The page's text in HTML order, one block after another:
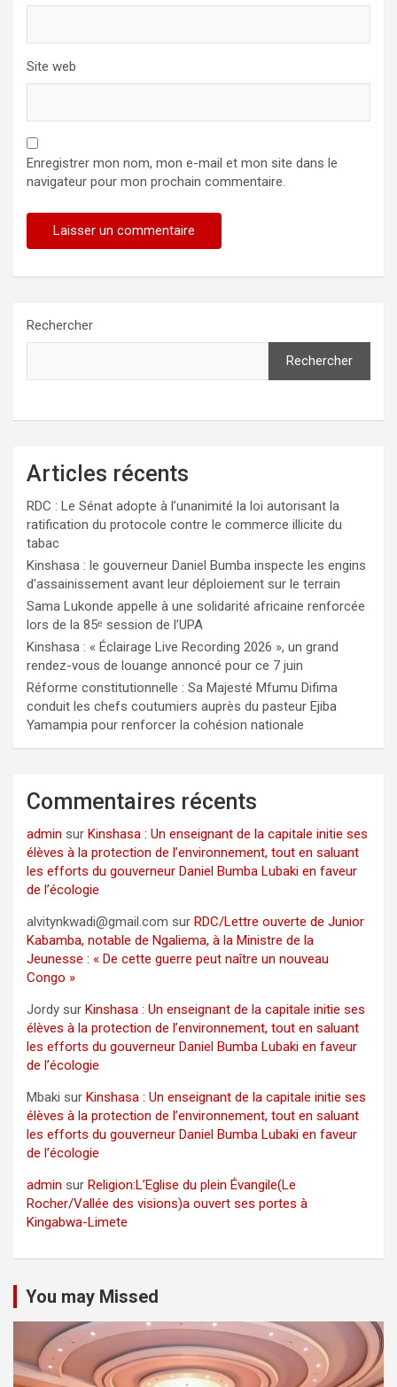
Site web
Enregistrer mon nom, mon e-mail et mon site dans le
navigateur pour mon prochain commentaire.
Rechercher
Rechercher
Articles récents
RDC : Le Sénat adopte à l’unanimité la loi autorisant la
ratification du protocole contre le commerce illicite du
tabac
Kinshasa : le gouverneur Daniel Bumba inspecte les engins
d’assainissement avant leur déploiement sur le terrain
Sama Lukonde appelle à une solidarité africaine renforcée
lors de la 85ᵉ session de l’UPA
Kinshasa : « Éclairage Live Recording 2026 », un grand
rendez-vous de louange annoncé pour ce 7 juin
Réforme constitutionnelle : Sa Majesté Mfumu Difima
conduit les chefs coutumiers auprès du pasteur Ejiba
Yamampia pour renforcer la cohésion nationale
Commentaires récents
admin sur Kinshasa : Un enseignant de la capitale initie ses
élèves à la protection de l’environnement, tout en saluant
les efforts du gouverneur Daniel Bumba Lubaki en faveur
de l’écologie
alvitynkwadi@gmail.com sur RDC/Lettre ouverte de Junior
Kabamba, notable de Ngaliema, à la Ministre de la
Jeunesse : « De cette guerre peut naître un nouveau
Congo »
Jordy sur Kinshasa : Un enseignant de la capitale initie ses
élèves à la protection de l’environnement, tout en saluant
les efforts du gouverneur Daniel Bumba Lubaki en faveur
de l’écologie
Mbaki sur Kinshasa : Un enseignant de la capitale initie ses
élèves à la protection de l’environnement, tout en saluant
les efforts du gouverneur Daniel Bumba Lubaki en faveur
de l’écologie
admin sur Religion:L’Eglise du plein Évangile(Le
Rocher/Vallée des visions)a ouvert ses portes à
Kingabwa-Limete
You may Missed